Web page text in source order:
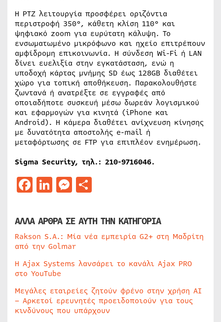
Η PTZ λειτουργία προσφέρει οριζόντια
περιστροφή 350°, κάθετη κλίση 110° και
ψηφιακό zoom για ευρύτατη κάλυψη. Το
ενσωματωμένο μικρόφωνο και ηχείο επιτρέπουν
αμφίδρομη επικοινωνία. Η σύνδεση Wi-Fi ή LAN
δίνει ευελιξία στην εγκατάσταση, ενώ η
υποδοχή κάρτας μνήμης SD έως 128GB διαθέτει
χώρο για τοπική αποθήκευση. Παρακολουθήστε
ζωντανά ή ανατρέξτε σε εγγραφές από
οποιαδήποτε συσκευή μέσω δωρεάν λογισμικού
και εφαρμογών για κινητά (iPhone και
Android). Η κάμερα διαθέτει ανίχνευση κίνησης
με δυνατότητα αποστολής e-mail ή
μεταφόρτωσης σε FTP για επιπλέον ενημέρωση.
Sigma Security, τηλ.: 210-9716046.
Facebook
LinkedIn
Messenger
ΑΛΛΑ ΑΡΘΡΑ ΣΕ ΑΥΤΗ ΤΗΝ ΚΑΤΗΓΟΡΙΑ
Rakson S.A.: Μία νέα εμπειρία G2+ στη Μαδρίτη
από την Golmar
Η Ajax Systems λανσάρει το κανάλι Ajax PRO
στο YouTube
Μεγάλες εταιρείες ζητούν φρένο στην χρήση AI
– Αρκετοί ερευνητές προειδοποιούν για τους
κινδύνους που υπάρχουν